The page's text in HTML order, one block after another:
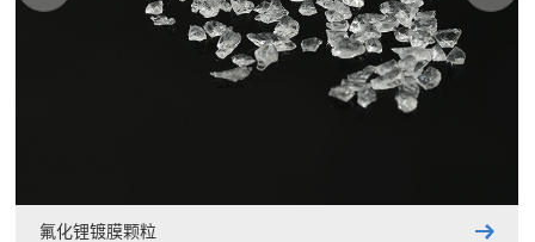
氟化锂镀膜颗粒